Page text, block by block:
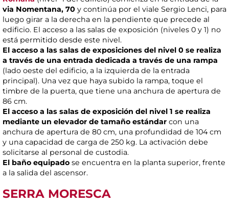
via Nomentana, 70 y continúa por el viale Sergio Lenci, para
luego girar a la derecha en la pendiente que precede al
edificio. El acceso a las salas de exposición (niveles 0 y 1) no
está permitido desde este nivel.
El acceso a las salas de exposiciones del nivel 0 se realiza
a través de una entrada dedicada a través de una rampa
(lado oeste del edificio, a la izquierda de la entrada
principal). Una vez que haya subido la rampa, toque el
timbre de la puerta, que tiene una anchura de apertura de
86 cm.
El acceso a las salas de exposición del nivel 1 se realiza
mediante un elevador de tamaño estándar con una
anchura de apertura de 80 cm, una profundidad de 104 cm
y una capacidad de carga de 250 kg. La activación debe
solicitarse al personal de custodia.
El baño equipado se encuentra en la planta superior, frente
a la salida del ascensor.
SERRA MORESCA